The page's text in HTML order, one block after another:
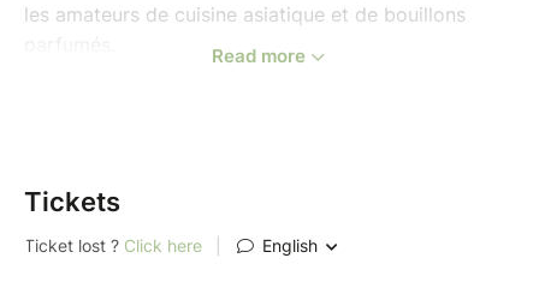
les amateurs de cuisine asiatique et de bouillons
Deux protéines croustillantes : pleurotes frits
Garnitures colorées : carottes, shiitake,
Read more
Tickets